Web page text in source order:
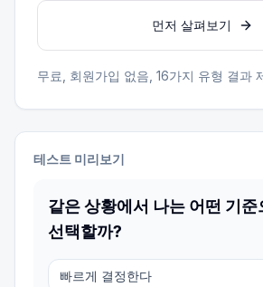
먼저 살펴보기
무료, 회원가입 없음, 16가지 유형 결과
테스트 미리보기
같은 상황에서 나는 어떤 기준
선택할까?
빠르게 결정한다